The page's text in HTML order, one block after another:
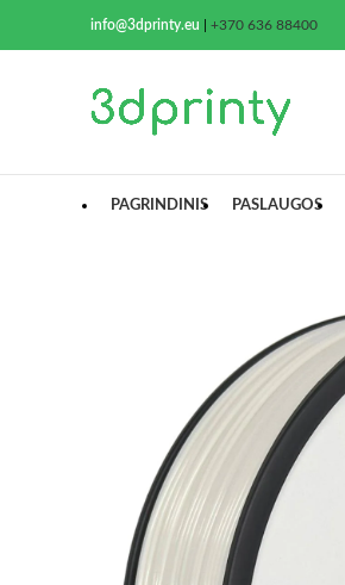
info@3dprinty.eu +370 636 88400
PAGRINDINIS PASLAUGOS